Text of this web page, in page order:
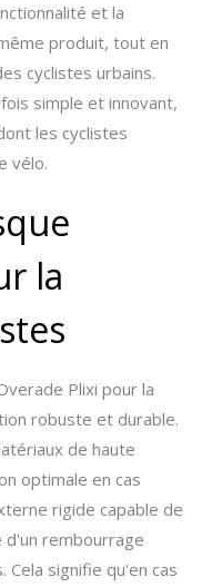
et la
produit, tout en
cyclistes urbains.
simple et innovant,
les cyclistes
vélo.
la
Plixi pour la
robuste et durable.
de haute
optimale en cas
rigide capable de
rembourrage
signifie qu'en cas